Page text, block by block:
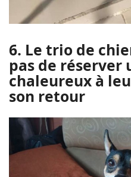
6. Le trio de
pas de réserver
chaleureux à
son retour